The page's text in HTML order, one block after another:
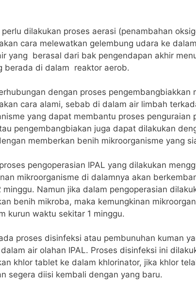
perlu dilakukan proses aerasi (penambahan
cara melewatkan gelembung udara ke
yang berasal dari bak pengendapan akhir
berada di dalam reaktor aerob.
dengan proses pengembangbiakkan
cara alami, sebab di dalam air limbah
yang dapat membantu proses penguraian
pengembangbiakan juga dapat dilakukan
memberkan benih mikroorganisme yang
pengoperasian IPAL yang dilakukan
mikroorganisme di dalamnya akan
minggu. Namun jika dalam pengoperasian
benih mikroba, maka kemungkinan
kurun waktu sekitar 1 minggu.
proses disinfeksi atau pembunuhan kuman
air olahan IPAL. Proses disinfeksi ini
khlor tablet ke dalam khlorinator, jika khlor
segera diisi kembali dengan yang baru.